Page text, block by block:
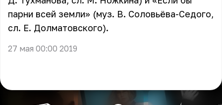
парни всей земли» (муз. В. Соловьёва-Седого,
сл. Е. Долматовского).
27 мая 00:00 2019